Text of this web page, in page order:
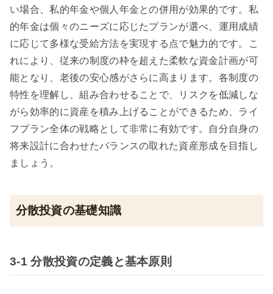
い場合、私的年金や個人年金との併用が効果的です。私
的年金は個々のニーズに応じたプランが選べ、運用成績
に応じて多様な受給方法を実現する点で魅力的です。こ
れにより、従来の制度の枠を超えた柔軟な資金計画が可
能となり、老後の安心感がさらに高まります。各制度の
特性を理解し、組み合わせることで、リスクを低減しな
がら効率的に資産を積み上げることができるため、ライ
フプラン全体の戦略として非常に有効です。自分自身の
将来設計に合わせたバランスの取れた資産形成を目指し
ましょう。
分散投資の基礎知識
3-1 分散投資の定義と基本原則